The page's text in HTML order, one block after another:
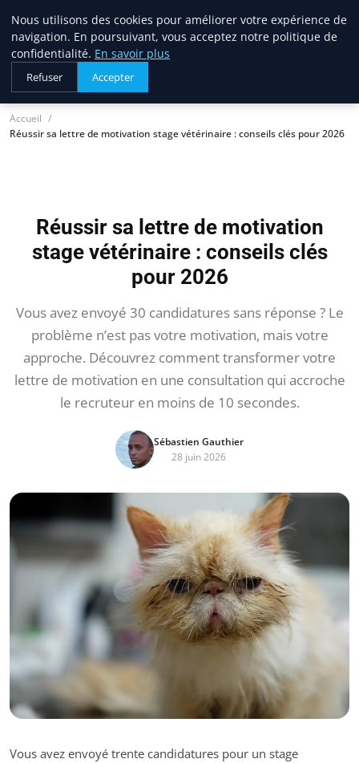
lostpages
BUSINESS INSIGHTS
Accueil
Réussir sa lettre de motivation stage vétérinaire : conseils clés pour 2026
Réussir sa lettre de motivation
stage vétérinaire : conseils clés
pour 2026
Vous avez envoyé 30 candidatures sans réponse ? Le
problème n’est pas votre motivation, mais votre
approche. Découvrez comment transformer votre
lettre de motivation en une consultation qui accroche
le recruteur en moins de 10 secondes.
Sébastien Gauthier
28 juin 2026
Vous avez envoyé trente candidatures pour un stage
Nous utilisons des cookies pour améliorer votre expérience de
navigation. En poursuivant, vous acceptez notre politique de
confidentialité. En savoir plus
Refuser Accepter